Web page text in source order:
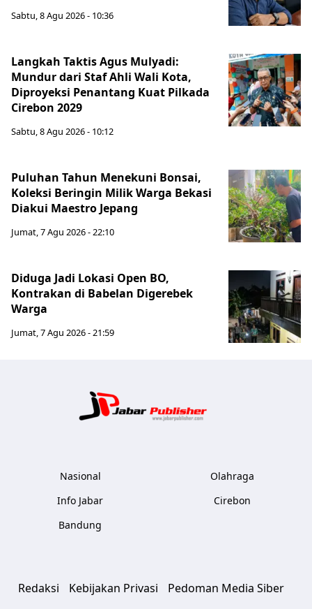
Sabtu, 8 Agu 2026 - 10:36
Langkah Taktis Agus Mulyadi:
Mundur dari Staf Ahli Wali Kota,
Diproyeksi Penantang Kuat Pilkada
Cirebon 2029
Sabtu, 8 Agu 2026 - 10:12
Puluhan Tahun Menekuni Bonsai,
Koleksi Beringin Milik Warga Bekasi
Diakui Maestro Jepang
Jumat, 7 Agu 2026 - 22:10
Diduga Jadi Lokasi Open BO,
Kontrakan di Babelan Digerebek
Warga
Jumat, 7 Agu 2026 - 21:59
Nasional
Info Jabar
Bandung
Olahraga
Cirebon
Redaksi Kebijakan Privasi
Pedoman Media Siber